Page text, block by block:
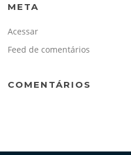
META
Acessar
Feed de comentários
COMENTÁRIOS